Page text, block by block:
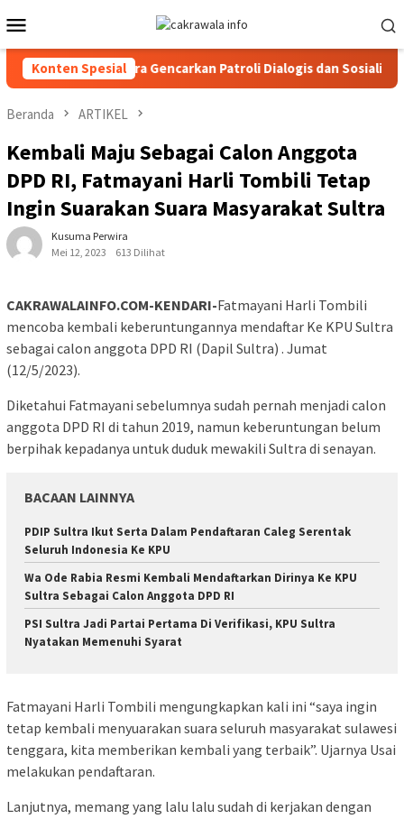
ke
kontenMobile
Konten Spesial
Toraja Utara Gencarkan Patroli Dialogis dan Sosialisasi
Beranda ARTIKEL
Kembali Maju Sebagai Calon Anggota
DPD RI, Fatmayani Harli Tombili Tetap
Ingin Suarakan Suara Masyarakat Sultra
Kusuma Perwira
Mei 12, 2023
613 Dilihat
CAKRAWALAINFO.COM-KENDARI-Fatmayani Harli Tombili
mencoba kembali keberuntungannya mendaftar Ke KPU Sultra
sebagai calon anggota DPD RI (Dapil Sultra) . Jumat
(12/5/2023).
Diketahui Fatmayani sebelumnya sudah pernah menjadi calon
anggota DPD RI di tahun 2019, namun keberuntungan belum
berpihak kepadanya untuk duduk mewakili Sultra di senayan.
BACAAN LAINNYA
PDIP Sultra Ikut Serta Dalam Pendaftaran Caleg Serentak
Seluruh Indonesia Ke KPU
Wa Ode Rabia Resmi Kembali Mendaftarkan Dirinya Ke KPU
Sultra Sebagai Calon Anggota DPD RI
PSI Sultra Jadi Partai Pertama Di Verifikasi, KPU Sultra
Nyatakan Memenuhi Syarat
Fatmayani Harli Tombili mengungkapkan kali ini “saya ingin
tetap kembali menyuarakan suara seluruh masyarakat sulawesi
tenggara, kita memberikan kembali yang terbaik”. Ujarnya Usai
melakukan pendaftaran.
Lanjutnya, memang yang lalu lalu sudah di kerjakan dengan